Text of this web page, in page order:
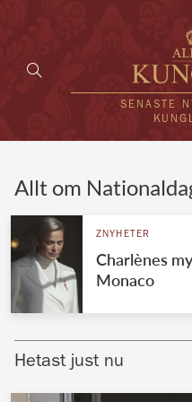
SENASTE
Allt om
ZNYHETER
Charlènes
Monaco
Hetast just nu